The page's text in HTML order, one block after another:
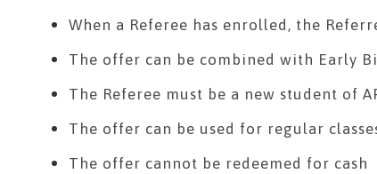
When a Referee has enrolled, the
The offer can be combined with Early
The Referee must be a new student of
The offer can be used for regular
The offer cannot be redeemed for cash